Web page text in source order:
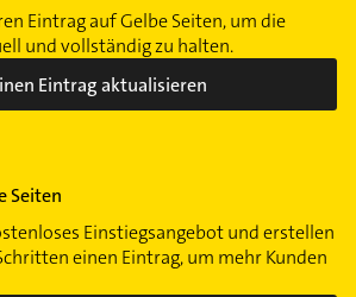
Eintrag auf Gelbe Seiten, um die
und vollständig zu halten.
Eintrag aktualisieren
Seiten
Einstiegsangebot und erstellen
einen Eintrag, um mehr Kunden